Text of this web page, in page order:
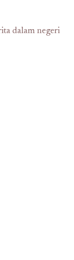
dalam negeri